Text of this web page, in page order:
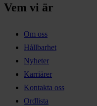
Vem vi är
Om oss
Hållbarhet
Nyheter
Karriärer
Kontakta oss
Ordlista